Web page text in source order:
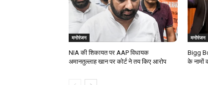
मनोरंजन
NIA की शिकायत पर AAP विधायक
अमानतुल्लाह खान पर कोर्ट ने तय किए आरोप
मनोरंजन
Bigg
के नामों